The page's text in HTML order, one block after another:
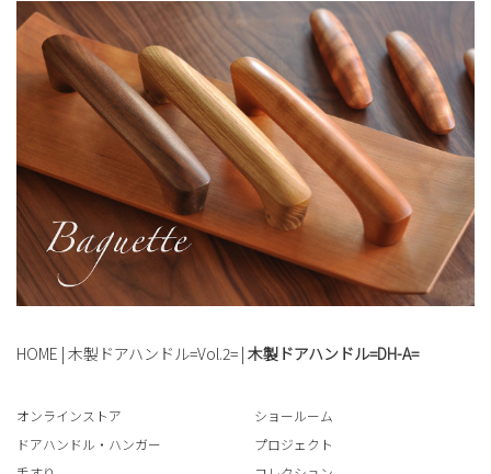
HOME | 木製ドアハンドル=Vol.2= | 木製ドアハンドル=DH-A=
オンラインストア
ドアハンドル・ハンガー
ショールーム
プロジェクト